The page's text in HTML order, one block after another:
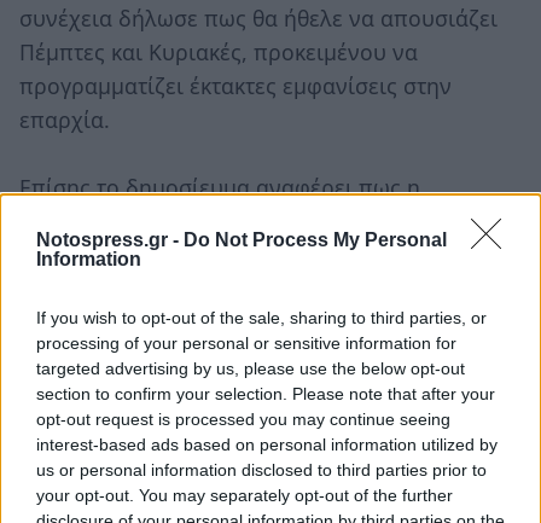
Notospress.gr - Do Not Process My Personal
Information
If you wish to opt-out of the sale, sharing to third parties, or
processing of your personal or sensitive information for
targeted advertising by us, please use the below opt-out
section to confirm your selection. Please note that after your
opt-out request is processed you may continue seeing
interest-based ads based on personal information utilized by
us or personal information disclosed to third parties prior to
your opt-out. You may separately opt-out of the further
συνέχεια δήλωσε πως θα ήθελε να απουσιάζει
Πέμπτες και Κυριακές, προκειμένου να
προγραμματίζει έκτακτες εμφανίσεις στην
επαρχία.
Επίσης το δημοσίευμα αναφέρει πως η
τραγουδίστρια έθετε συνεχώς νέους όρους στην
συνεργασία, όπως για το καμαρίνι και το
ήταν άφαντη στις πρόβες, γεγονός που
ανησύχησε σε ιδιαίτερα την Μιμή Ντενίση.
Το FTHIS.GR επικοινώνησε με την Νατάσα
Θεοδωρίδου, η οποία όμως δεν θέλησε να κάνει
καμία δήλωση επί του θέματος.